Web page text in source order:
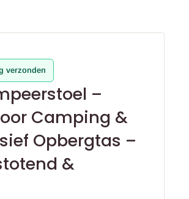
verzonden
–
Camping &
Opbergtas –
&